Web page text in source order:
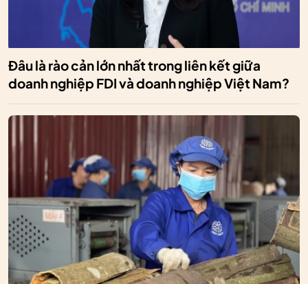
Đâu là rào cản lớn nhất trong liên kết giữa
doanh nghiệp FDI và doanh nghiệp Việt Nam?